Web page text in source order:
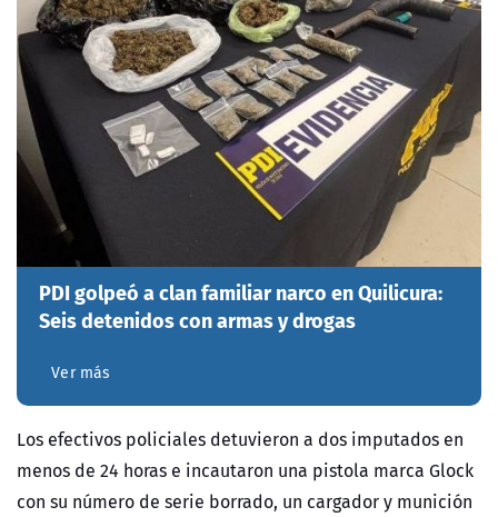
PDI golpeó a clan familiar narco en Quilicura:
Seis detenidos con armas y drogas
Ver más
Los efectivos policiales detuvieron a dos imputados en
menos de 24 horas e incautaron una pistola marca Glock
con su número de serie borrado, un cargador y munición